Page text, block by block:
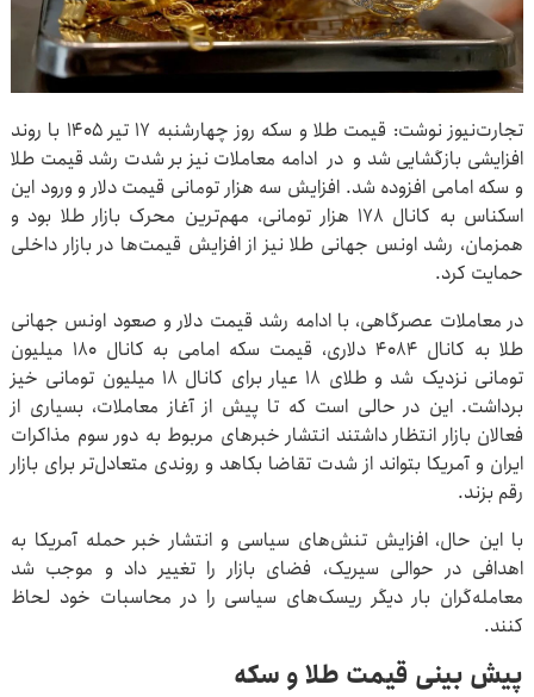
تجارت‌نیوز نوشت: قیمت طلا و سکه روز چهارشنبه ۱۷ تیر ۱۴۰۵ با روند
افزایشی بازگشایی شد و در ادامه معاملات نیز بر شدت رشد قیمت طلا
و سکه‌ امامی افزوده شد. افزایش سه هزار تومانی قیمت دلار و ورود این
اسکناس به کانال ۱۷۸ هزار تومانی، مهم‌ترین محرک بازار طلا بود و
همزمان، رشد اونس جهانی طلا نیز از افزایش قیمت‌ها در بازار داخلی
حمایت کرد.
در معاملات عصرگاهی، با ادامه رشد قیمت دلار و صعود اونس جهانی
طلا به کانال ۴۰۸۴ دلاری، قیمت سکه امامی به کانال ۱۸۰ میلیون
تومانی نزدیک شد و طلای ۱۸ عیار برای کانال ۱۸ میلیون تومانی خیز
برداشت. این در حالی است که تا پیش از آغاز معاملات، بسیاری از
فعالان بازار انتظار داشتند انتشار خبرهای مربوط به دور سوم مذاکرات
ایران و آمریکا بتواند از شدت تقاضا بکاهد و روندی متعادل‌تر برای بازار
رقم بزند.
با این حال، افزایش تنش‌های سیاسی و انتشار خبر حمله آمریکا به
اهدافی در حوالی سیریک، فضای بازار را تغییر داد و موجب شد
معامله‌گران بار دیگر ریسک‌های سیاسی را در محاسبات خود لحاظ
کنند.
پیش‌ بینی قیمت طلا و سکه